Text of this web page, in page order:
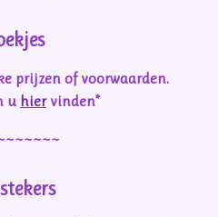
prijzen of voorwaarden.
u hiervinden*